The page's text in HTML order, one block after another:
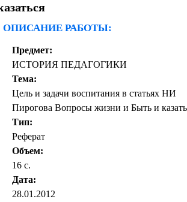
ОПИСАНИЕ РАБОТЫ:
Предмет:
ИСТОРИЯ ПЕДАГОГИКИ
Тема:
Цель и задачи воспитания в статьях НИ
Пирогова Вопросы жизни и Быть и
Тип:
Реферат
Объем:
16 с.
Дата:
28.01.2012